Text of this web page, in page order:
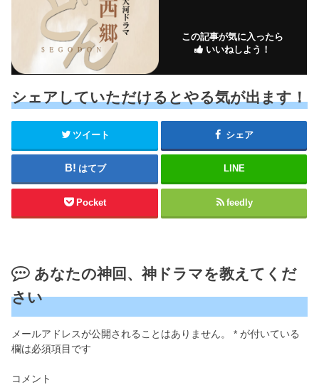
この記事が気に入ったら
いいねしよう！
シェアしていただけるとやる気が出ます！
ツイート シェア
はてブ LINE
Pocket feedly
あなたの神回、神ドラマを教えてくだ
さい
メールアドレスが公開されることはありません。 * が付いている
欄は必須項目です
コメント